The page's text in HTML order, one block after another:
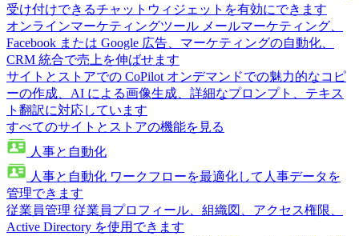
受け付けできるチャットウィジェットを有効にできます
オンラインマーケティングツール メールマーケティング、
Facebook または Google 広告、マーケティングの自動化、
CRM 統合で売上を伸ばせます
サイトとストアでの CoPilot オンデマンドでの魅力的なコピ
ーの作成、AI による画像生成、詳細なプロンプト、テキス
ト翻訳に対応しています
すべてのサイトとストアの機能を見る
人事と自動化
人事と自動化 ワークフローを最適化して人事データを
管理できます
従業員管理 従業員プロフィール、組織図、アクセス権限、
Active Directory を使用できます